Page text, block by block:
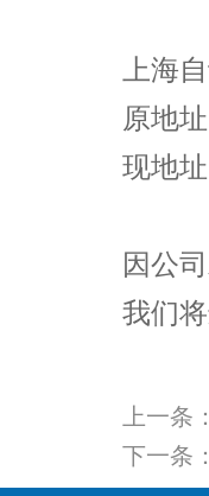
上海
原地
现地
因公
我们
上一条
下一条